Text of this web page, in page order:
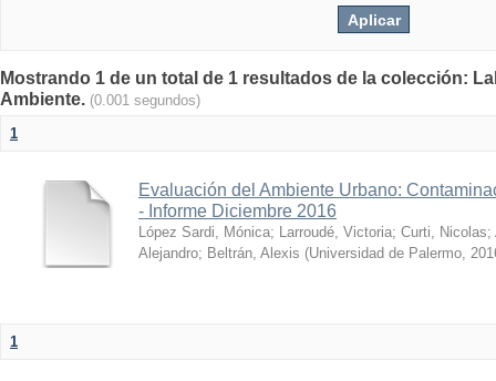
Mostrando 1 de un total de 1 resultados de la colección:
Ambiente. (0.001 segundos)
1
Evaluación del Ambiente Urbano:
- Informe Diciembre 2016
López Sardi, Mónica; Larroudé, Victoria; Curti, Nicolas;
Alejandro; Beltrán, Alexis (Universidad de Palermo,
1